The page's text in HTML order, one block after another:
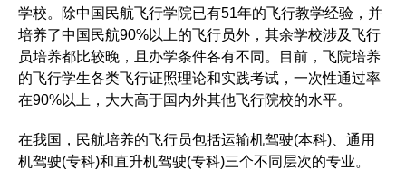
学校。除中国民航飞行学院已有51年的飞行教学经验，并
培养了中国民航90%以上的飞行员外，其余学校涉及飞行
员培养都比较晚，且办学条件各有不同。目前，飞院培养
的飞行学生各类飞行证照理论和实践考试，一次性通过率
在90%以上，大大高于国内外其他飞行院校的水平。
在我国，民航培养的飞行员包括运输机驾驶(本科)、通用
机驾驶(专科)和直升机驾驶(专科)三个不同层次的专业。